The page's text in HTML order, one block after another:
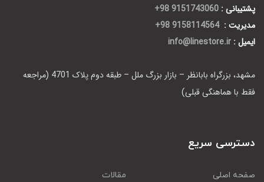
پشتیبانی : 9151743060 98+
مدیریت : 9158114564 98+
ایمیل : info@linestore.ir
مشهد، بزرگراه بابانظر – بازار بزرگ ملل – طبقه دوم پلاک 4701 (مراجعه
فقط با هماهنگی قبلی)
دسترسی سریع
صفحه اصلی
مقالات